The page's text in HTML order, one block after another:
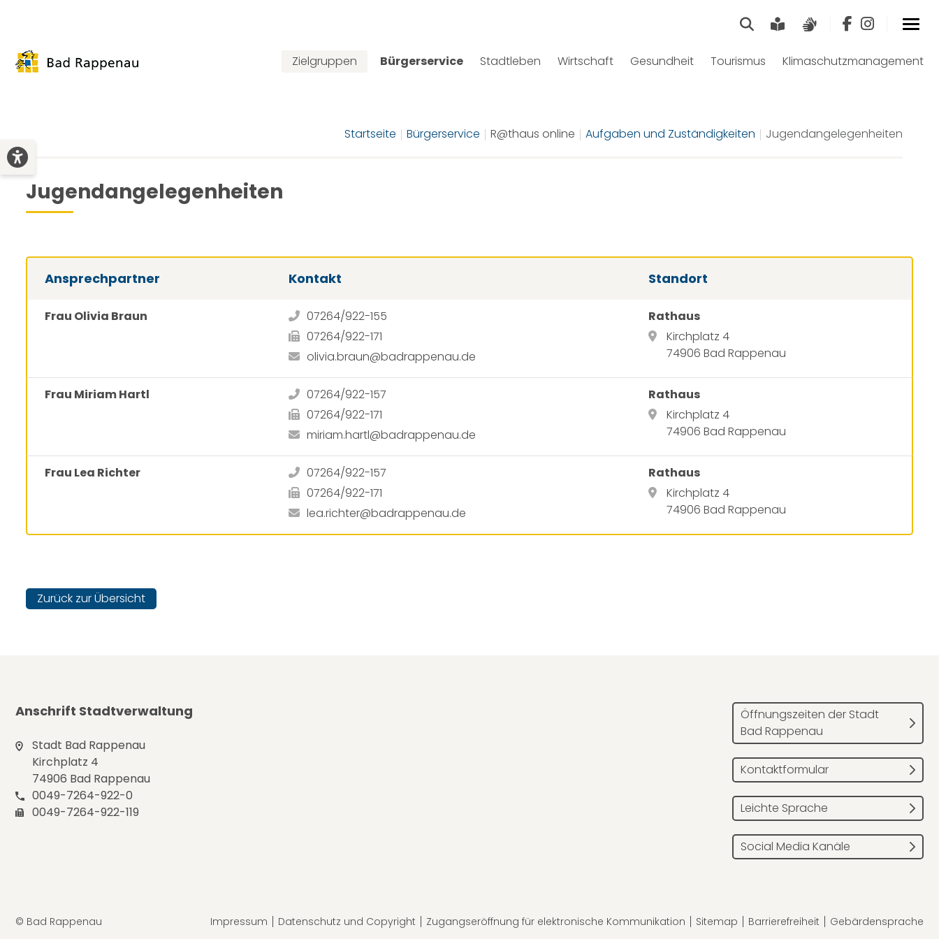
SucheLeichte Sprache
Zielgruppen Bürgerservice Stadtleben Wirtschaft Gesundheit Tourismus Klimaschutzmanagement
Startseite Bürgerservice R@thaus online Aufgaben und Zuständigkeiten Jugendangelegenheiten
Jugendangelegenheiten
Ansprechpartner Kontakt Standort
Frau Olivia Braun
07264/922-155
07264/922-171
olivia.braun@badrappenau.de
Rathaus
Kirchplatz 4
74906 Bad Rappenau
Frau Miriam Hartl
07264/922-157
07264/922-171
miriam.hartl@badrappenau.de
Rathaus
Kirchplatz 4
74906 Bad Rappenau
Frau Lea Richter
07264/922-157
07264/922-171
lea.richter@badrappenau.de
Rathaus
Kirchplatz 4
74906 Bad Rappenau
Zurück zur Übersicht
Anschrift Stadtverwaltung
Stadt Bad Rappenau
Kirchplatz 4
74906 Bad Rappenau
0049-7264-922-0
0049-7264-922-119
Öffnungszeiten der Stadt
Bad Rappenau
Kontaktformular
Leichte Sprache
Social Media Kanäle
© Bad Rappenau Impressum Datenschutz und Copyright Zugangseröffnung für elektronische Kommunikation Sitemap Barrierefreiheit Gebärdensprache